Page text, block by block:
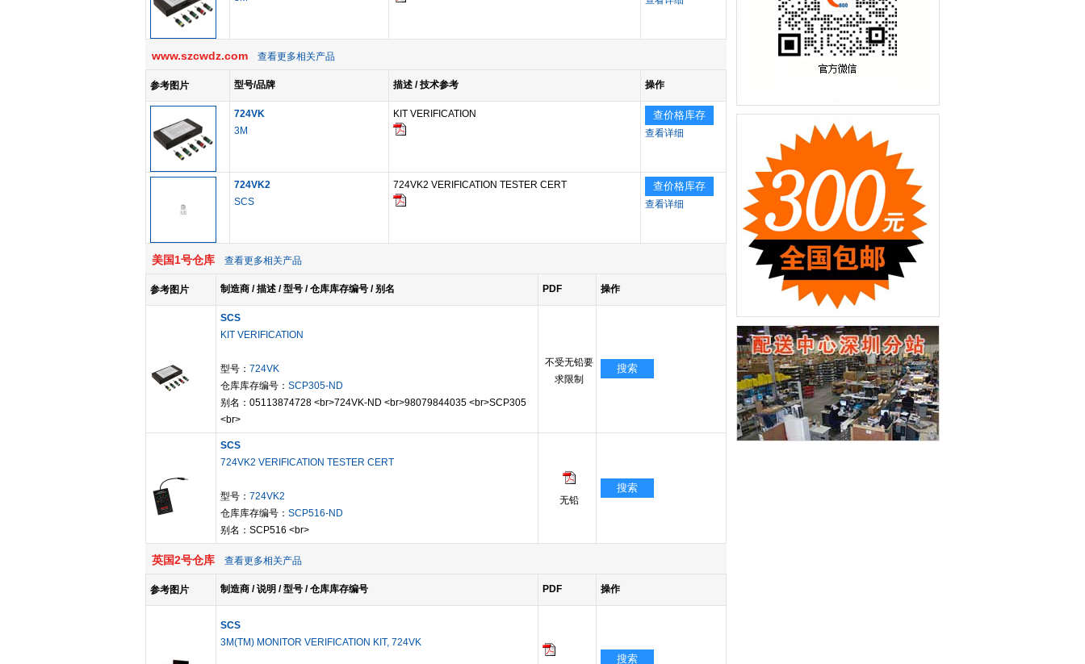
www.szcwdz.com 查看更多相关产品
参考图片 型号/品牌 描述 / 技术参考 操作
724VK
3M
KIT VERIFICATION 查价格库存
查看详细
724VK2
SCS
724VK2 VERIFICATION TESTER CERT 查价格库存
查看详细
美国1号仓库 查看更多相关产品
参考图片 制造商 / 描述 / 型号 / 仓库库存编号 / 别名 PDF 操作
SCS
KIT VERIFICATION
型号： 724VK
仓库库存编号： SCP305-ND
别名：05113874728 <br>724VK-ND <br>98079844035 <br>SCP305
<br>
不受无铅要
求限制
搜索
SCS
724VK2 VERIFICATION TESTER CERT
型号： 724VK2
仓库库存编号： SCP516-ND
别名：SCP516 <br>
无铅
搜索
英国2号仓库 查看更多相关产品
参考图片 制造商 / 说明 / 型号 / 仓库库存编号 PDF 操作
SCS
3M(TM) MONITOR VERIFICATION KIT, 724VK
搜索